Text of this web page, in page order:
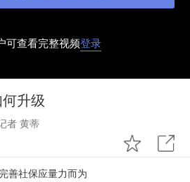
可查看完整视频登录
升级
者 黄蒂
善社保应量力而为